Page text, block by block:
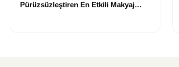
Pürüzsüzleştiren En Etkili Makyaj